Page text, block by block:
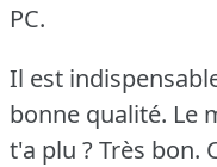
PC.
Il est
bonne qualité. Le
t'a plu ?Très bon.